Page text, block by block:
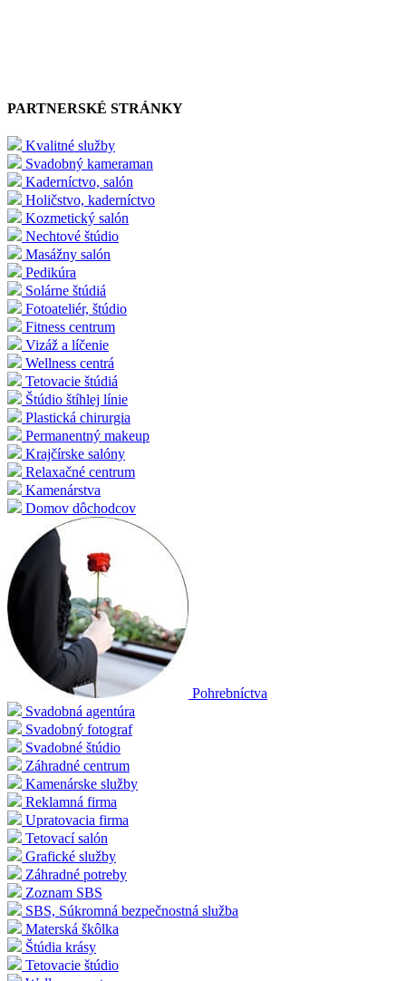
PARTNERSKÉ STRÁNKY
Kvalitné služby
Svadobný kameraman
Kaderníctvo, salón
Holičstvo, kaderníctvo
Kozmetický salón
Nechtové štúdio
Masážny salón
Pedikúra
Solárne štúdiá
Fotoateliér, štúdio
Fitness centrum
Vizáž a líčenie
Wellness centrá
Tetovacie štúdiá
Štúdio štíhlej línie
Plastická chirurgia
Permanentný makeup
Krajčírske salóny
Relaxačné centrum
Kamenárstva
Domov dôchodcov
Pohrebníctva
Svadobná agentúra
Svadobný fotograf
Svadobné štúdio
Záhradné centrum
Kamenárske služby
Reklamná firma
Upratovacia firma
Tetovací salón
Grafické služby
Záhradné potreby
Zoznam SBS
SBS, Súkromná bezpečnostná služba
Materská škôlka
Štúdia krásy
Tetovacie štúdio